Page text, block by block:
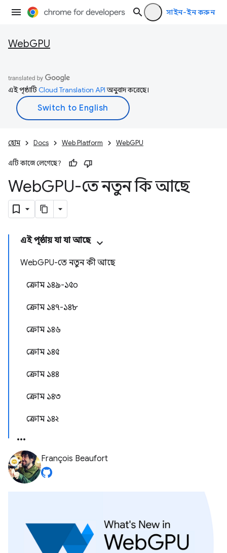
সাইন-ইন করুন
WebGPU
এই পৃষ্ঠাটিCloud Translation APIঅনুবাদ করেছে।
হোম Docs Web Platform WebGPU
এটি কাজে লেগেছে?
WebGPU-তে নতুন কি আছে
এই পৃষ্ঠায় যা যা আছে
WebGPU-তে নতুন কী আছে
ক্রোম ১৪৯-১৫০
ক্রোম ১৪৭-১৪৮
ক্রোম ১৪৬
ক্রোম ১৪৫
ক্রোম ১৪৪
ক্রোম ১৪৩
ক্রোম ১৪২
François Beaufort